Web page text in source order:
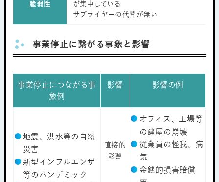
脆弱性
が集中している
サプライヤーの代替が無い
事業停止に繋がる事象と影響
事業停止につながる事
象例
影響 影響の例
地震、洪水等の自然
災害
新型インフルエンザ
等のパンデミック
直接的
影響
オフィス、工場等
の建屋の崩壊
従業員の怪我、病
気
金銭的損害賠償